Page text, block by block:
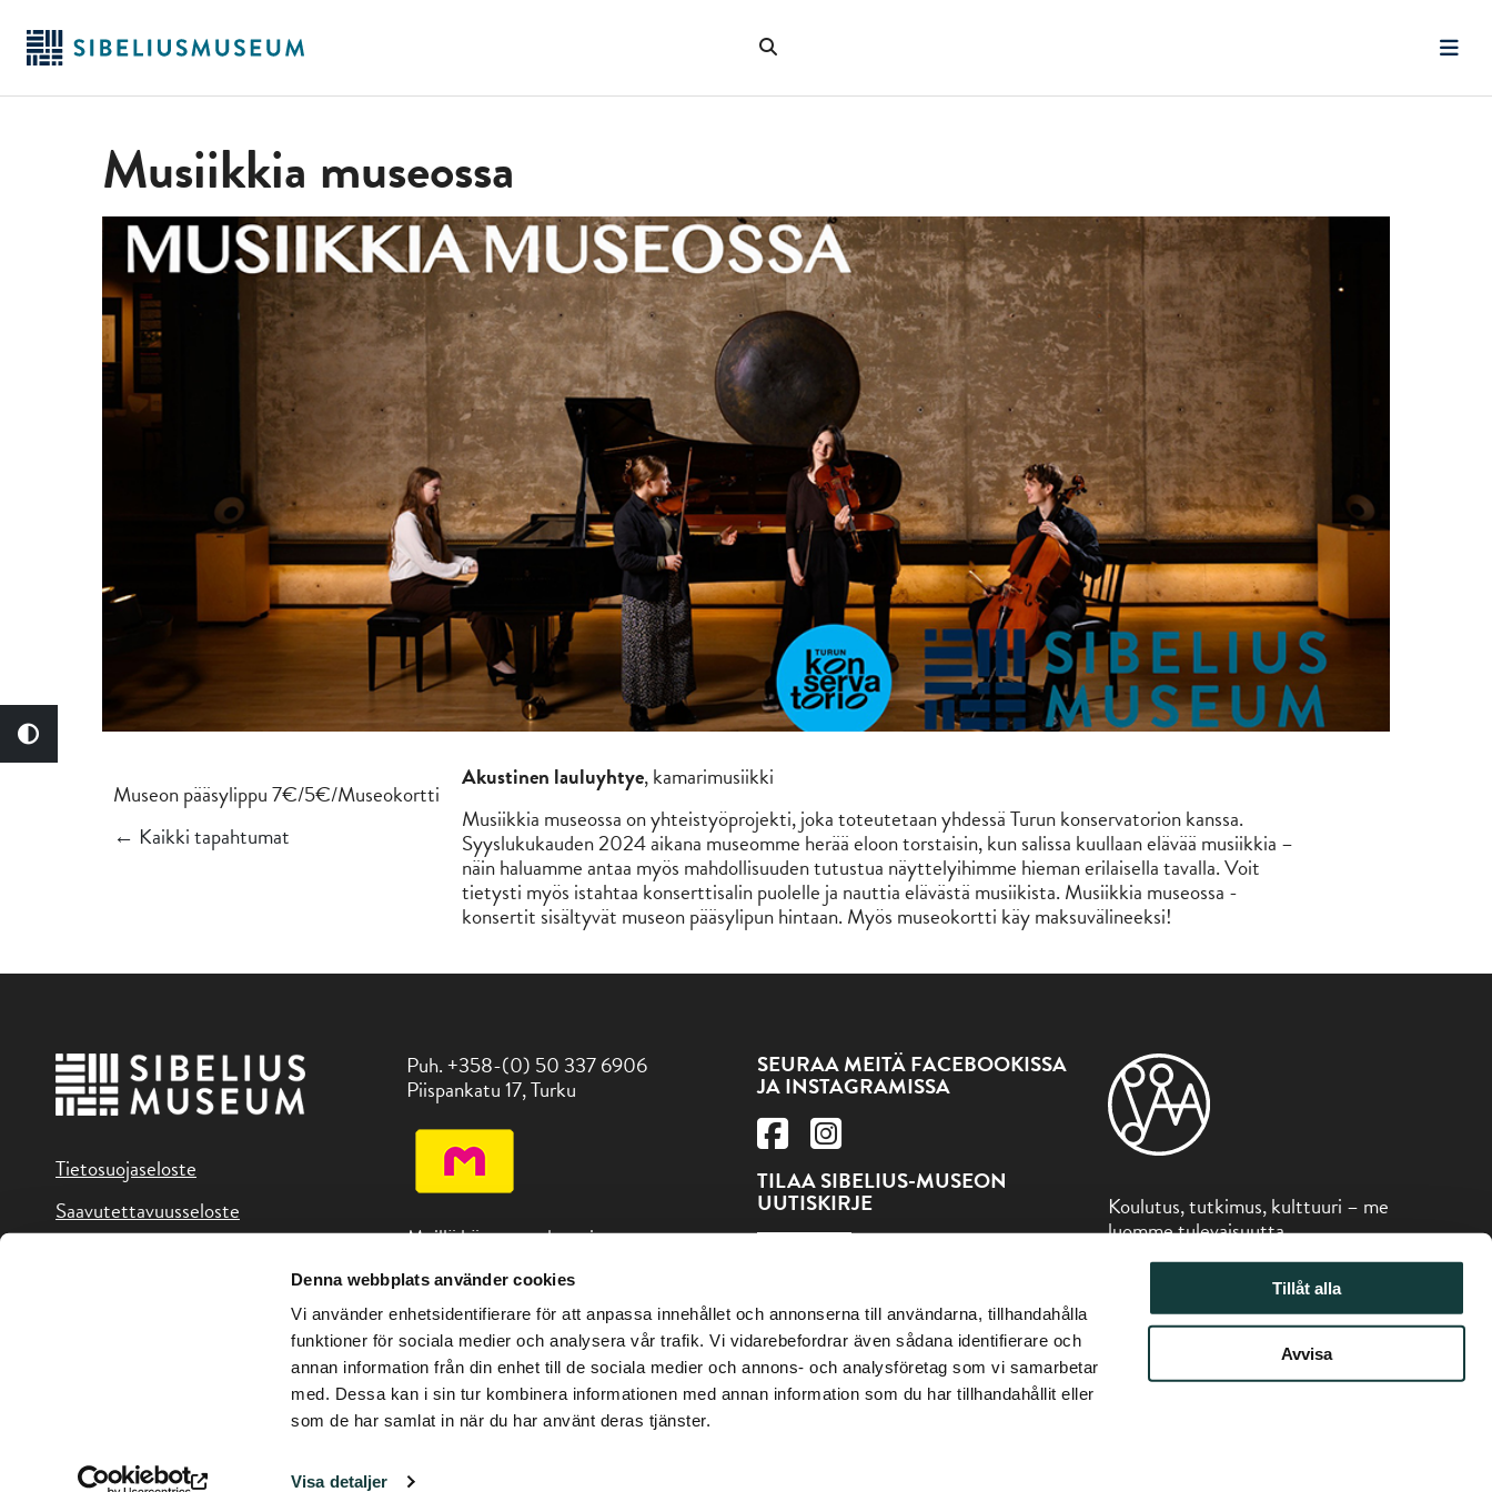
Denna webbplats använder cookies
Vi använder enhetsidentifierare för att anpassa innehållet och annonserna till användarna, tillhandahålla
funktioner för sociala medier och analysera vår trafik. Vi vidarebefordrar även sådana identifierare och
annan information från din enhet till de sociala medier och annons- och analysföretag som vi samarbetar
med. Dessa kan i sin tur kombinera informationen med annan information som du har tillhandahållit eller
som de har samlat in när du har använt deras tjänster.
Visa detaljer
Tillåt alla
Avvisa
pääsisältöön
Hae
Musiikkia museossa
Museon pääsylippu 7€/5€/Museokortti
← Kaikki tapahtumat
Akustinen lauluyhtye, kamarimusiikki
Musiikkia museossa on yhteistyöprojekti, joka toteutetaan yhdessä Turun konservatorion kanssa.
Syyslukukauden 2024 aikana museomme herää eloon torstaisin, kun salissa kuullaan elävää musiikkia –
näin haluamme antaa myös mahdollisuuden tutustua näyttelyihimme hieman erilaisella tavalla. Voit
tietysti myös istahtaa konserttisalin puolelle ja nauttia elävästä musiikista. Musiikkia museossa -
konsertit sisältyvät museon pääsylipun hintaan. Myös museokortti käy maksuvälineeksi!
Tietosuojaseloste
Saavutettavuusseloste
Puh. +358-(0) 50 337 6906
Piispankatu 17, Turku
Meillä käy museokortti
Löydät meidät ja muut Turun
alueen kohteet osoitteesta Visitturku.fi
SEURAA MEITÄ FACEBOOKISSA
JA INSTAGRAMISSA
TILAA SIBELIUS-MUSEON
UUTISKIRJE
Koulutus, tutkimus, kulttuuri – me
luomme tulevaisuutta
Sibelius-museo on osa Åbo Akademin
säätiötä.
Copyright © Sibelius-museo 2026